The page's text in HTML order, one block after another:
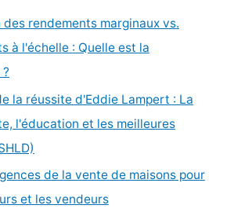
des rendements marginaux vs.
à l'échelle : Quelle est la
la réussite d'Eddie Lampert : La
l'éducation et les meilleures
de la vente de maisons pour
et les vendeurs